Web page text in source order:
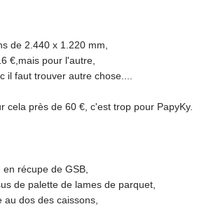
de 2.440 x 1.220 mm,
€,mais pour l'autre,
faut trouver autre chose....
près de 60 €, c'est trop pour PapyKy.
récupe de GSB,
de palette de lames de parquet,
dos des caissons,